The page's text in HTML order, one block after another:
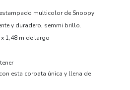
multicolor de Snoopy
y duradero, semmi brillo.
1,48 m de largo
esta corbata única y llena de